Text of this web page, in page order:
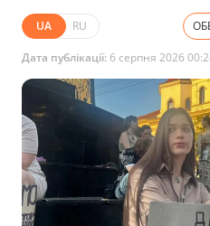
UA RU
Дата публікації: 6 серпня 2026